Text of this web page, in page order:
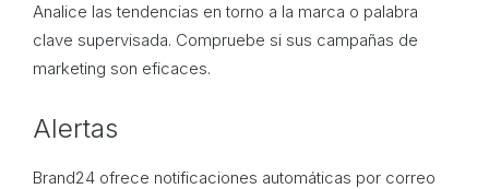
Analice las tendencias en torno a la marca o palabra
clave supervisada. Compruebe si sus campañas de
marketing son eficaces.
Alertas
Brand24 ofrece notificaciones automáticas por correo